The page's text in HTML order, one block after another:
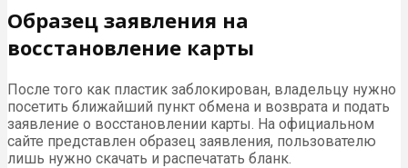
Образец заявления на
восстановление карты
После того как пластик заблокирован, владельцу нужно
посетить ближайший пункт обмена и возврата и подать
заявление о восстановлении карты. На официальном
сайте представлен образец заявления, пользователю
лишь нужно скачать и распечатать бланк.